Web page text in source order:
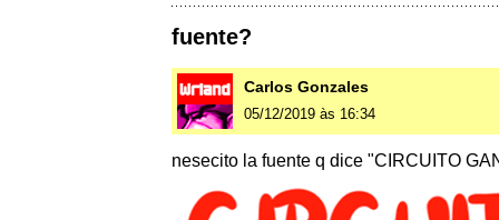
fuente?
Carlos Gonzales
05/12/2019 às 16:34
nesecito la fuente q dice "CIRCUITO